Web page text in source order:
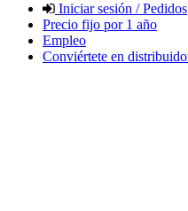
Iniciar sesión / Pedidos
Precio fijo por 1 año
Empleo
Conviértete en